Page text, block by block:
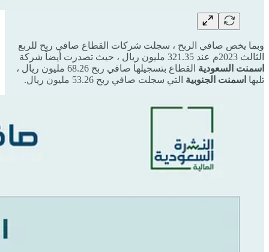
وبما يخص صافي الربح ، سجلت شركات القطاع صافي ربح للربع
الثالث 2023م عند 321.35 مليون ريال ، حيث تصدرت أيضاً شركة
اسمنت السعودية
القطاع بتسجيلها صافي ربح 68.26 مليون ريال ،
تليها اسمنت الجنوبية التي سجلت صافي ربح 53.26 مليون ريال.